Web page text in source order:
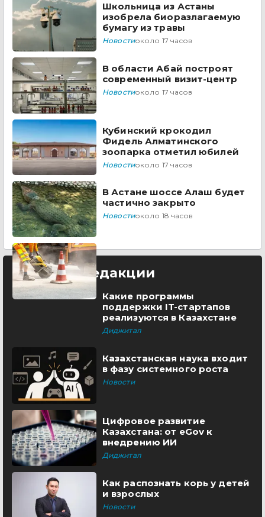
Школьница из Астаны
изобрела биоразлагаемую
бумагу из травы
Новостиоколо 17 часов
В области Абай построят
современный визит-центр
Новостиоколо 17 часов
Кубинский крокодил
Фидель Алматинского
зоопарка отметил юбилей
Новостиоколо 17 часов
В Астане шоссе Алаш будет
частично закрыто
Новостиоколо 18 часов
Выбор редакции
Какие программы
поддержки IT-стартапов
реализуются в Казахстане
Диджитал
Казахстанская наука входит
в фазу системного роста
Новости
Цифровое развитие
Казахстана: от eGov к
внедрению ИИ
Диджитал
Как распознать корь у детей
и взрослых
Новости